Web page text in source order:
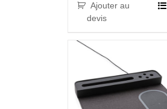
Ajouter au
devis